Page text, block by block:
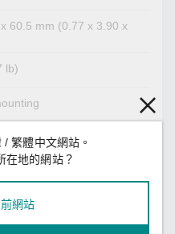
60.5 mm (0.77 x 3.90 x
lb)
to 24 AWG
繁體中文網站。
在地的網站？
網站